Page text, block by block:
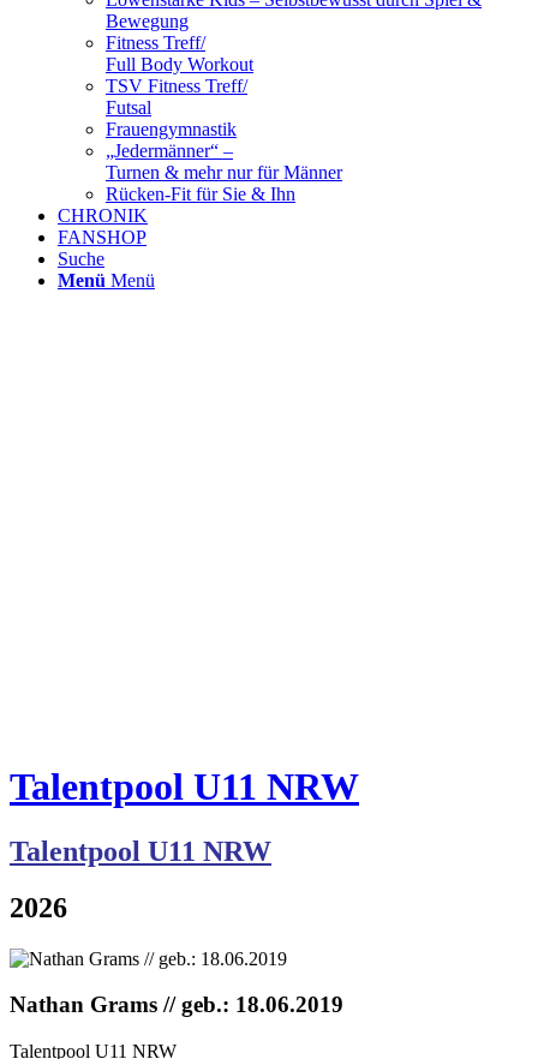
Bewegung
Fitness Treff/
Full Body Workout
TSV Fitness Treff/
Futsal
Frauengymnastik
„Jedermänner“ –
Turnen & mehr nur für Männer
Rücken-Fit für Sie & Ihn
CHRONIK
FANSHOP
Suche
Menü Menü
Talentpool U11 NRW
Talentpool U11 NRW
2026
Nathan Grams // geb.: 18.06.2019
Talentpool U11 NRW